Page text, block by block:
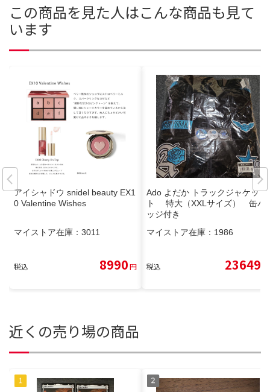
この商品を見た人はこんな商品も見て
います
アイシャドウ snidel beauty EX1
0 Valentine Wishes
マイストア在庫： 3011
税込 8990円
Ado よだか トラックジャケッ
ト 特大（XXLサイズ） 缶バ
ッジ付き
マイストア在庫： 1986
税込 23649
近くの売り場の商品